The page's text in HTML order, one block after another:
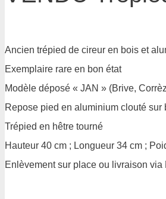
Ancien trépied de cireur en bois et
Exemplaire rare en bon état
Modèle déposé « JAN » (Brive,
Repose pied en aluminium clouté sur
Trépied en hêtre tourné
Hauteur 40 cm ; Longueur 34 cm ;
Enlèvement sur place ou livraison